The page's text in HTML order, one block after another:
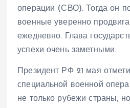
операции (СВО). Тогда он
военные уверенно
ежедневно. Глава
успехи очень заметными.
Президент РФ 21 мая
специальной военной
не только рубежи страны,